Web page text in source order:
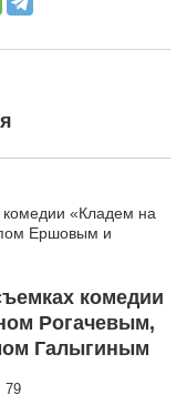
комедии
Рогачевым,
Галыгиным
79